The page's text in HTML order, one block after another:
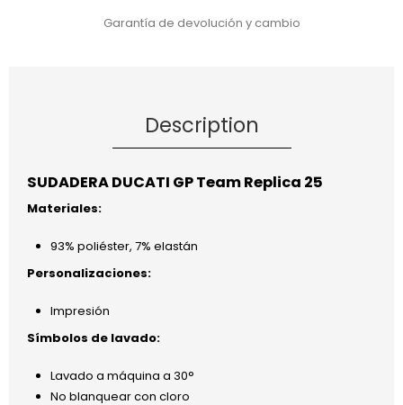
Garantía de devolución y cambio
Description
SUDADERA DUCATI GP Team Replica 25
Materiales:
93% poliéster, 7% elastán
Personalizaciones:
Impresión
Símbolos de lavado:
Lavado a máquina a 30°
No blanquear con cloro